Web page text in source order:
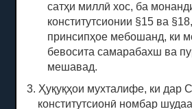
сатҳи миллӣ хос, ба
конститутсионии §15 ва
принсипҳое мебошанд, ки
бевосита самарабахш ва
мешавад.
3. Ҳуқуқҳои мухталифе, ки дар
конститутсионӣ номбар